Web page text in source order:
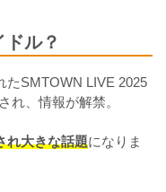
ル？
たSMTOWN LIVE 2025
れ、情報が解禁。
れ大きな話題になりま